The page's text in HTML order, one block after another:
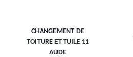
CHANGEMENT DE
TOITURE ET TUILE 11
AUDE